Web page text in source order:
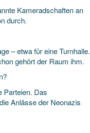
Kameradschaften an
durch.
– etwa für eine Turnhalle.
gehört der Raum ihm.
Parteien. Das
Anlässe der Neonazis